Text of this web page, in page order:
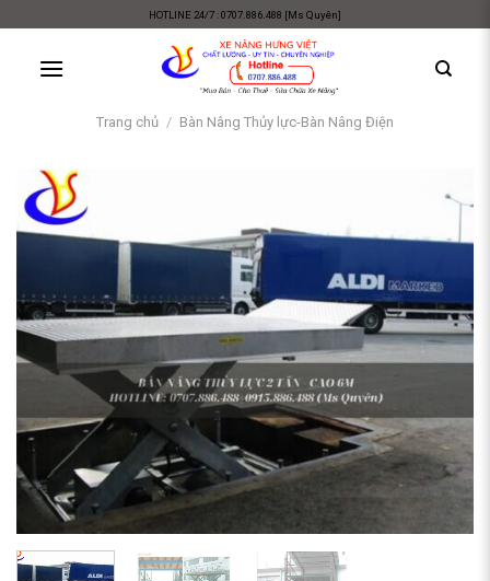
content
HOTLINE 24/7 : 0707.886.488 [Ms Quyên]
Trang chủ / Bàn Nâng Thủy lực-Bàn Nâng Điện